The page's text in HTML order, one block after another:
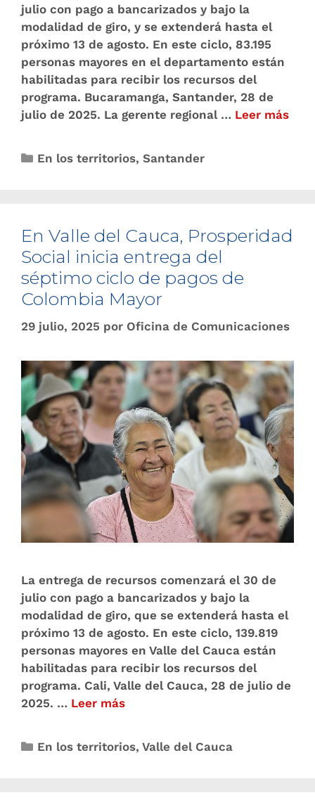
julio con pago a bancarizados y bajo la
modalidad de giro, y se extenderá hasta el
próximo 13 de agosto. En este ciclo, 83.195
personas mayores en el departamento están
habilitadas para recibir los recursos del
programa. Bucaramanga, Santander, 28 de
julio de 2025. La gerente regional … Leer más
En los territorios,Santander
En Valle del Cauca, Prosperidad
Social inicia entrega del
séptimo ciclo de pagos de
Colombia Mayor
29 julio, 2025 por Oficina de Comunicaciones
La entrega de recursos comenzará el 30 de
julio con pago a bancarizados y bajo la
modalidad de giro, que se extenderá hasta el
próximo 13 de agosto. En este ciclo, 139.819
personas mayores en Valle del Cauca están
habilitadas para recibir los recursos del
programa. Cali, Valle del Cauca, 28 de julio de
2025. … Leer más
En los territorios,Valle del Cauca